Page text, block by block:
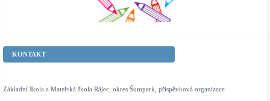
KONTAKT
Základní škola a Mateřská škola Rájec, okres Šumperk, příspěvková organizace